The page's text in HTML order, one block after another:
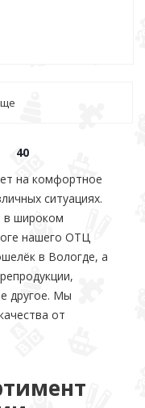
40
на комфортное
ситуациях.
в широком
нашего ОТЦ
в Вологде, а
другое. Мы
от